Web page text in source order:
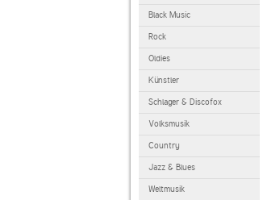
Black Music
Rock
Oldies
Künstler
Schlager & Discofox
Volksmusik
Country
Jazz & Blues
Weltmusik